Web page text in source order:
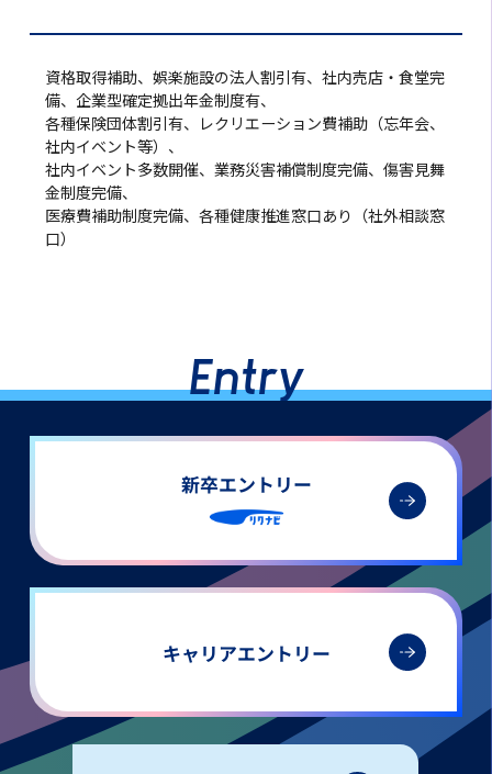
資格取得補助、娯楽施設の法人割引有、社内売店・食堂完
備、企業型確定拠出年金制度有、
各種保険団体割引有、レクリエーション費補助（忘年会、
社内イベント等）、
社内イベント多数開催、業務災害補償制度完備、傷害見舞
金制度完備、
医療費補助制度完備、各種健康推進窓口あり（社外相談窓
口）
Entry
新卒エントリー
キャリアエントリー